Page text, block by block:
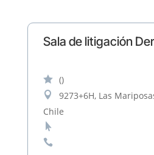
Sala de litigación
 ()

9273+6H, Las
Chile

